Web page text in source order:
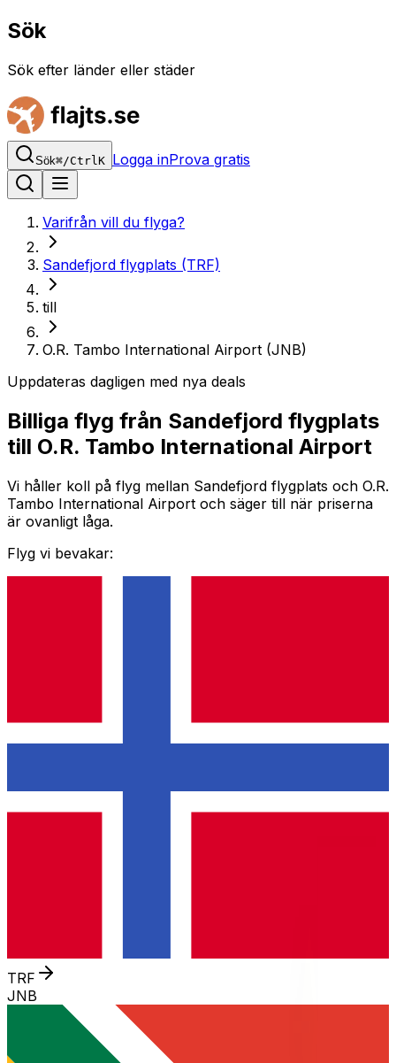
Sök
Sök efter länder eller städer
Sök⌘/Ctrl K Logga inProva gratis
Varifrån vill du flyga?
Sandefjord flygplats (TRF)
till
O.R. Tambo International Airport (JNB)
Uppdateras dagligen med nya deals
Billiga flyg från Sandefjord flygplats
till O.R. Tambo International Airport
Vi håller koll på flyg mellan Sandefjord flygplats och O.R.
Tambo International Airport och säger till när priserna
är ovanligt låga.
Flyg vi bevakar:
TRF
JNB